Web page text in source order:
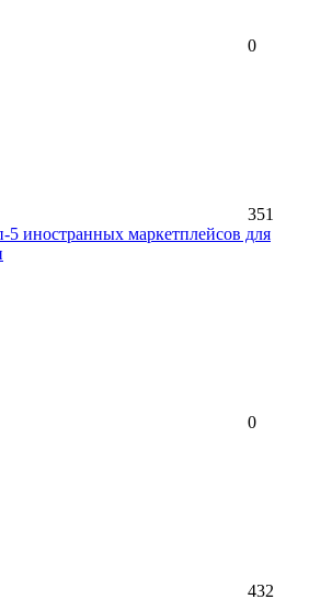
0
351
5 иностранных маркетплейсов для
0
432